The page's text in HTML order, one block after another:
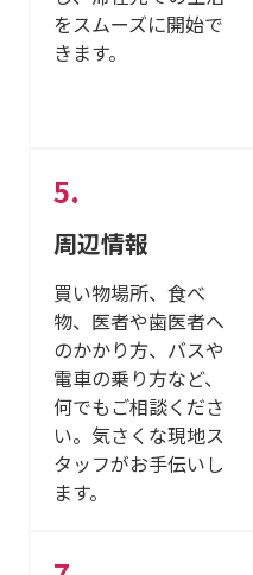
をスムーズに開始で
きます。
周辺情報
買い物場所、食べ
物、医者や歯医者へ
のかかり方、バスや
電車の乗り方など、
何でもご相談くださ
い。気さくな現地ス
タッフがお手伝いし
ます。